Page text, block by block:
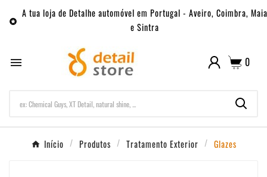

A tua loja de Detalhe automóvel em Portugal - Aveiro, Coimbra, Maia
e Sintra
 0
Início Produtos Tratamento Exterior Glazes